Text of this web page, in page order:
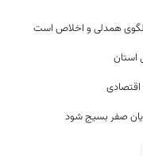
الگوی همدلی و اخلاص است
استان
صفر بسیج شود